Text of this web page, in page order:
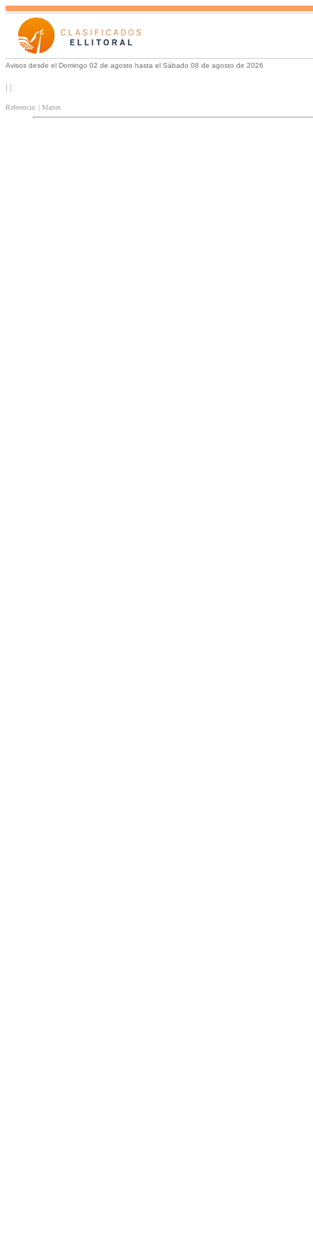
Avisos desde el Domingo 02 de agosto hasta el Sábado 08 de agosto de 2026
| |
Referencia: | Martes